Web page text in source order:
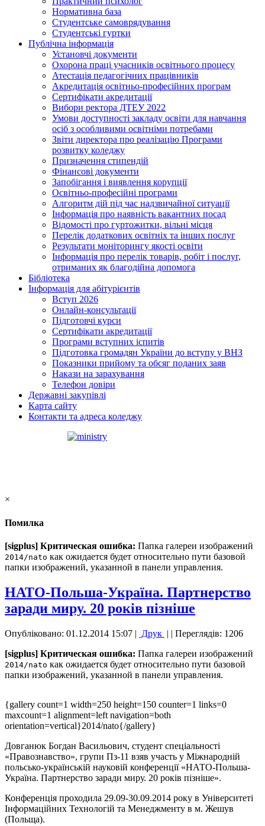
Нормативна база
Студентське самоврядування
Студентські гуртки
Публічна інформація
Установчі документи
Охорона праці учасників освітнього процесу
Атестація педагогічних працівників
Акредитація освітньо-професійних програм
Сертифікати акредитації
Вибори ректора ДТЕУ 2022
Умови доступності закладу освіти для навчання
осіб з особливими освітніми потребами
Звіти директора про реалізацію Програми
розвитку коледжу
Призначення стипендій
Фінансові документи
Запобігання і виявлення корупції
Освітньо-професійні програми
Алгоритм дій під час надзвичайної ситуації
Інформація про наявність вакантних посад
Відомості про гуртожитки, вільні місця
Перелік додаткових освітніх та інших послуг
Результати моніторингу якості освіти
Інформація про перелік товарів, робіт і послуг,
отриманих як благодійна допомога
Бібліотека
Інформація для абітурієнтів
Вступ 2026
Онлайн-консультації
Підготовчі курси
Сертифікати акредитації
Програми вступних іспитів
Підготовка громадян України до вступу у ВНЗ
Показники прийому та обсяг поданих заяв
Накази на зарахування
Телефон довіри
Державні закупівлі
Карта сайту
Контакти та адреса коледжу
×
Помилка
[sigplus] Критическая ошибка: Папка галереи изображений
2014/nato как ожидается будет относительно пути базовой
папки изображений, указанной в панели управления.
НАТО-Польша-Україна. Партнерство
заради миру. 20 років пізніше
Опубліковано: 01.12.2014 15:07 | Друк | | Переглядів: 1206
[sigplus] Критическая ошибка: Папка галереи изображений
2014/nato как ожидается будет относительно пути базовой
папки изображений, указанной в панели управления.
{gallery count=1 width=250 height=150 counter=1 links=0
maxcount=1 alignment=left navigation=both
orientation=vertical}2014/nato{/gallery}
Довганюк Богдан Васильович, студент спеціальності
«Правознавство», групи Пз-11 взяв участь у Міжнародній
польсько-українській науковій конференції «НАТО-Польша-
Україна. Партнерство заради миру. 20 років пізніше».
Конференція проходила 29.09-30.09.2014 року в Університеті
Інформаційних Технологій та Менеджменту в м. Жешув
(Польща).